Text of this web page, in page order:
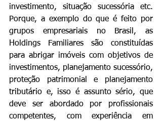
investimento, situação sucessória etc.
Porque, a exemplo do que é feito por
grupos empresariais no Brasil, as
Holdings Familiares são constituídas
para abrigar imóveis com objetivos de
investimentos, planejamento sucessório,
proteção patrimonial e planejamento
tributário e, isso é assunto sério, que
deve ser abordado por profissionais
competentes, com experiência em